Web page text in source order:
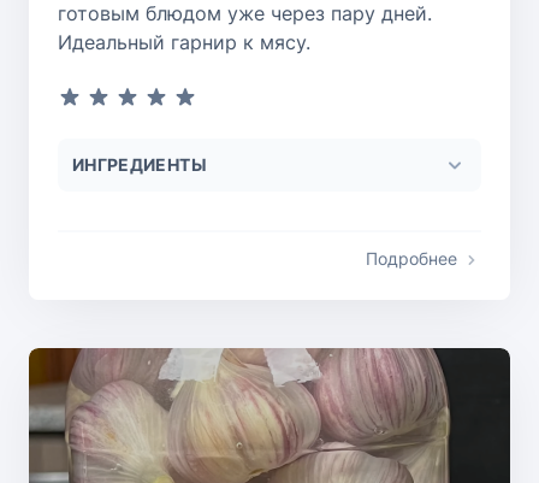
готовым блюдом уже через пару дней.
Идеальный гарнир к мясу.
ИНГРЕДИЕНТЫ
Подробнее